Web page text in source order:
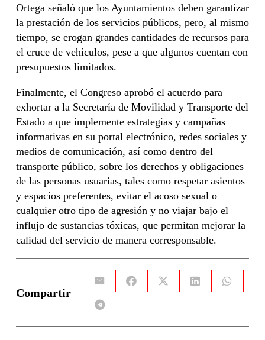
Ortega señaló que los Ayuntamientos deben garantizar
la prestación de los servicios públicos, pero, al mismo
tiempo, se erogan grandes cantidades de recursos para
el cruce de vehículos, pese a que algunos cuentan con
presupuestos limitados.
Finalmente, el Congreso aprobó el acuerdo para
exhortar a la Secretaría de Movilidad y Transporte del
Estado a que implemente estrategias y campañas
informativas en su portal electrónico, redes sociales y
medios de comunicación, así como dentro del
transporte público, sobre los derechos y obligaciones
de las personas usuarias, tales como respetar asientos
y espacios preferentes, evitar el acoso sexual o
cualquier otro tipo de agresión y no viajar bajo el
influjo de sustancias tóxicas, que permitan mejorar la
calidad del servicio de manera corresponsable.
Compartir